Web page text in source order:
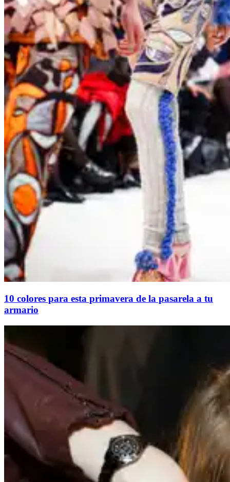
10 colores para esta primavera de la pasarela a tu
armario